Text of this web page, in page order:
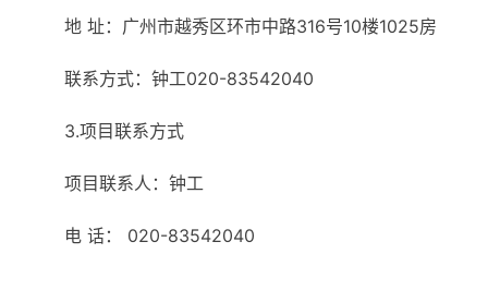
地 址：广州市越秀区环市中路316号10楼1025房
联系方式：钟工020-83542040
3.项目联系方式
项目联系人：钟工
电 话： 020-83542040